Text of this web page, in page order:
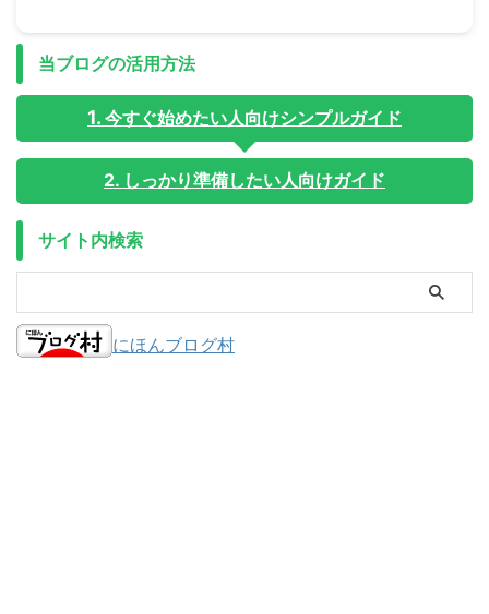
当ブログの活用方法
今すぐ始めたい人向けシンプルガイド
2. しっかり準備したい人向けガイド
サイト内検索
にほんブログ村